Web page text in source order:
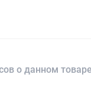
о данном